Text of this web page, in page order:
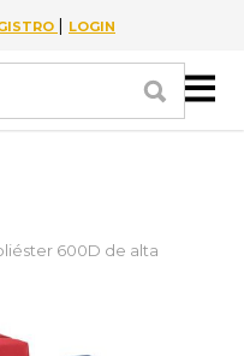
| LOGIN
600D de alta